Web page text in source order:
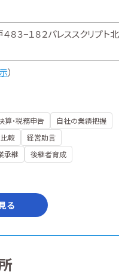
８３−１８２パレススクリプト北
）
算・税務申告
自社の業績把握
較
経営助言
承継
後継者育成
る